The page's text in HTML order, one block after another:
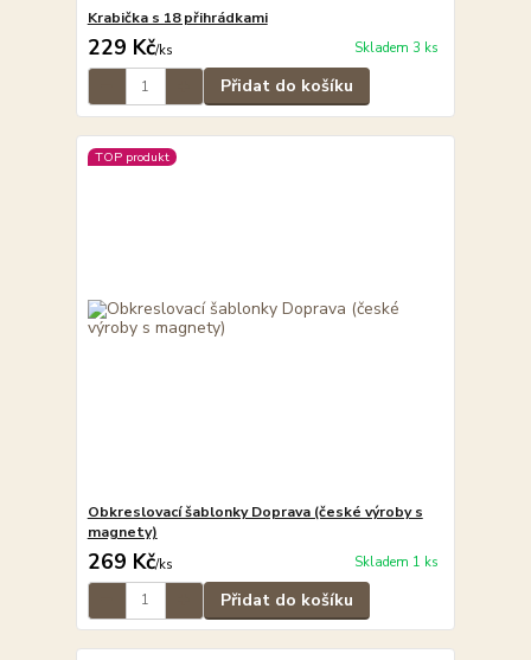
Krabička s 18 přihrádkami
229 Kč/ks Skladem 3 ks
Přidat do košíku
TOP produkt
Obkreslovací šablonky Doprava (české výroby s
magnety)
269 Kč/ks Skladem 1 ks
Přidat do košíku